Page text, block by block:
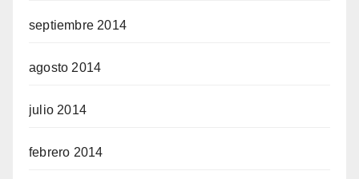
septiembre 2014
agosto 2014
julio 2014
febrero 2014